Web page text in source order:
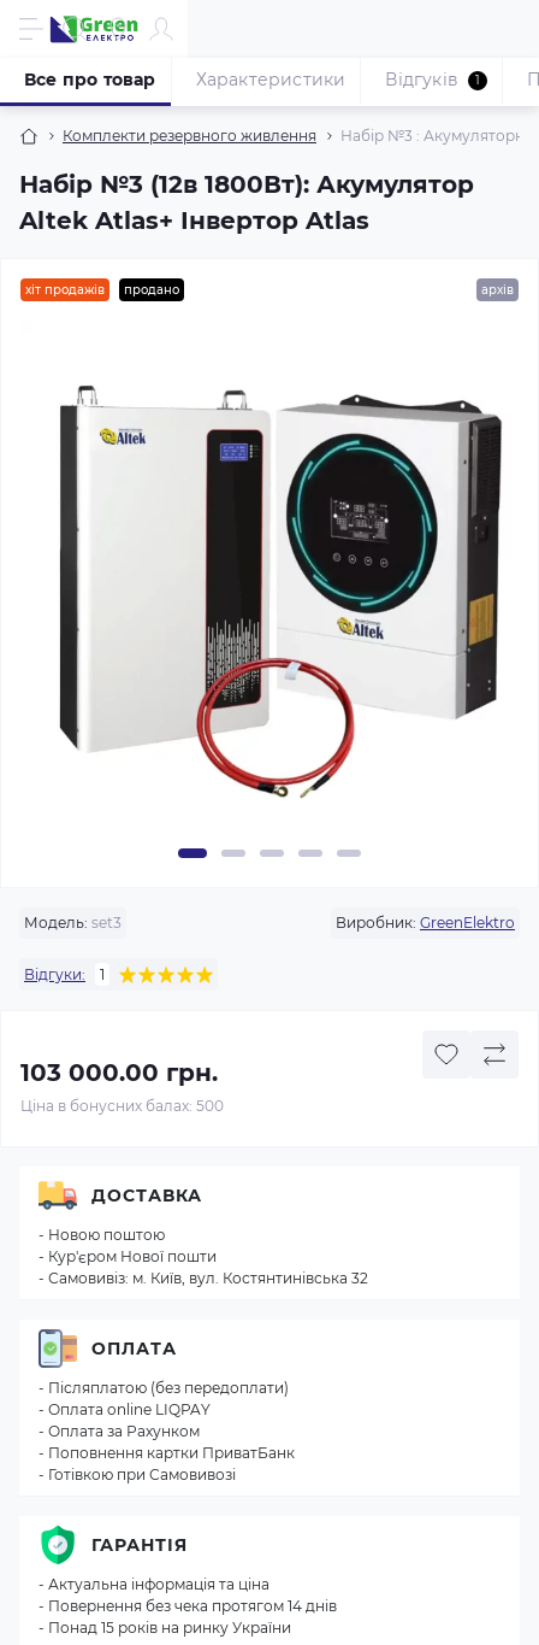
Комплекти резервного живлення Набір №3 : Акумуляторна
Набір №3 (12в 1800Вт): Акумулятор
Altek Atlas+ Інвертор Atlas
Все про товар Характеристики Відгуків 1
хіт продажів продано архів
Модель: set3 Виробник: GreenElektro
Відгуки: 1
103 000.00 грн.
Ціна в бонусних балах: 500
ДОСТАВКА
- Новою поштою
- Кур'єром Нової пошти
- Самовивіз: м. Київ, вул. Костянтинівська 32
ОПЛАТА
- Післяплатою (без передоплати)
- Оплата online LIQPAY
- Оплата за Рахунком
- Поповнення картки ПриватБанк
- Готівкою при Самовивозі
ГАРАНТІЯ
- Актуальна інформація та ціна
- Повернення без чека протягом 14 днів
- Понад 15 років на ринку України